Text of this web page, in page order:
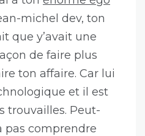
michel dev, ton
que y’avait une
de faire plus
ton affaire. Car lui
et il est
trouvailles. Peut-
pas comprendre